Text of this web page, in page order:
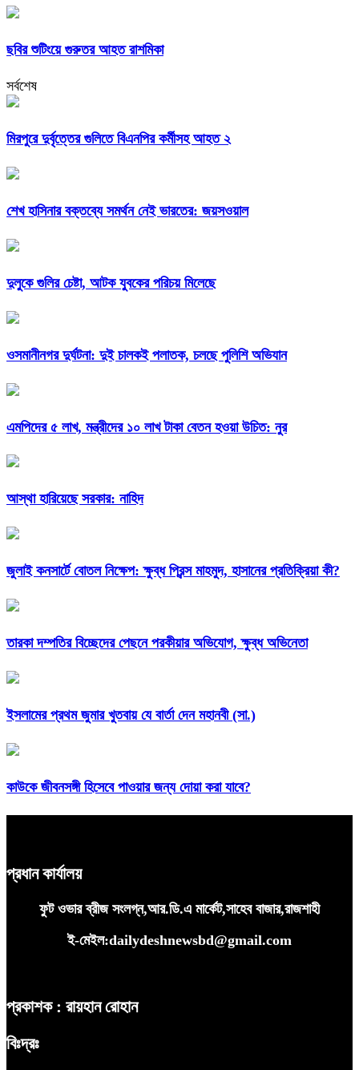
ছবির শুটিংয়ে গুরুতর আহত রাশমিকা
সর্বশেষ
মিরপুরে দুর্বৃত্তের গুলিতে বিএনপির কর্মীসহ আহত ২
শেখ হাসিনার বক্তব্যে সমর্থন নেই ভারতের: জয়সওয়াল
দুলুকে গুলির চেষ্টা, আটক যুবকের পরিচয় মিলেছে
ওসমানীনগর দুর্ঘটনা: দুই চালকই পলাতক, চলছে পুলিশি অভিযান
এমপিদের ৫ লাখ, মন্ত্রীদের ১০ লাখ টাকা বেতন হওয়া উচিত: নুর
আস্থা হারিয়েছে সরকার: নাহিদ
জুলাই কনসার্টে বোতল নিক্ষেপ: ক্ষুব্ধ প্রিন্স মাহমুদ, হাসানের প্রতিক্রিয়া কী?
তারকা দম্পতির বিচ্ছেদের পেছনে পরকীয়ার অভিযোগ, ক্ষুব্ধ অভিনেতা
ইসলামের প্রথম জুমার খুতবায় যে বার্তা দেন মহানবী (সা.)
কাউকে জীবনসঙ্গী হিসেবে পাওয়ার জন্য দোয়া করা যাবে?
প্রধান কার্যালয়
ফুট ওভার ব্রীজ সংলগ্ন,আর.ডি.এ মার্কেট,সাহেব বাজার,রাজশাহী
ই-মেইল:dailydeshnewsbd@gmail.com
প্রকাশক : রায়হান রোহান
বিঃদ্রঃ